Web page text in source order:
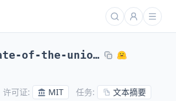
state-of-the-union-addresses
许可证: MIT 任务: 文本摘要